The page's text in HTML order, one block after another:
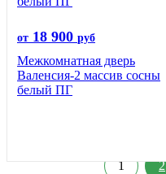
от 18 900 руб
Межкомнатная дверь
Валенсия-2 массив сосны
белый ПГ
1 2